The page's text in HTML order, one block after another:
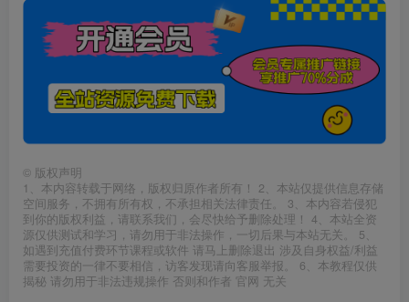
© 版权声明
1、本内容转载于网络，版权归原作者所有！ 2、本站仅提供信息存储
空间服务，不拥有所有权，不承担相关法律责任。 3、本内容若侵犯
到你的版权利益，请联系我们，会尽快给予删除处理！ 4、本站全资
源仅供测试和学习，请勿用于非法操作，一切后果与本站无关。 5、
如遇到充值付费环节课程或软件 请马上删除退出 涉及自身权益/利益
需要投资的一律不要相信，访客发现请向客服举报。 6、本教程仅供
揭秘 请勿用于非法违规操作 否则和作者 官网 无关